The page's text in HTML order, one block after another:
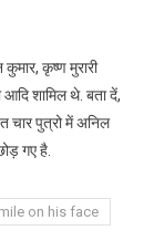
कृष्ण मुरारी
आदि शामिल थे. बता दें,
चार पुत्रो में अनिल
गए है.
on his face